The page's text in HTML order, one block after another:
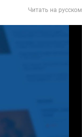
Читать на русском